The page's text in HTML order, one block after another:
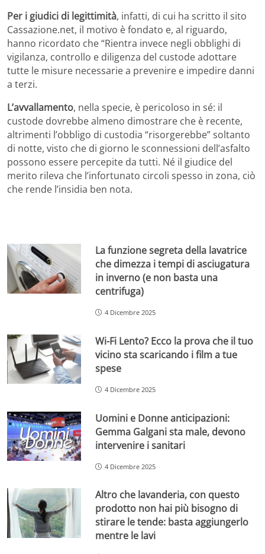
Per i giudici di legittimità, infatti, di cui ha scritto il sito
Cassazione.net, il motivo è fondato e, al riguardo,
hanno ricordato che “Rientra invece negli obblighi di
vigilanza, controllo e diligenza del custode adottare
tutte le misure necessarie a prevenire e impedire danni
a terzi.
L’avvallamento, nella specie, è pericoloso in sé: il
custode dovrebbe almeno dimostrare che è recente,
altrimenti l’obbligo di custodia “risorgerebbe” soltanto
di notte, visto che di giorno le sconnessioni dell’asfalto
possono essere percepite da tutti. Né il giudice del
merito rileva che l’infortunato circoli spesso in zona, ciò
che rende l’insidia ben nota.
La funzione segreta della lavatrice
che dimezza i tempi di asciugatura
in inverno (e non basta una
centrifuga)
4 Dicembre 2025
Wi-Fi Lento? Ecco la prova che il tuo
vicino sta scaricando i film a tue
spese
4 Dicembre 2025
Uomini e Donne anticipazioni:
Gemma Galgani sta male, devono
intervenire i sanitari
4 Dicembre 2025
Altro che lavanderia, con questo
prodotto non hai più bisogno di
stirare le tende: basta aggiungerlo
mentre le lavi